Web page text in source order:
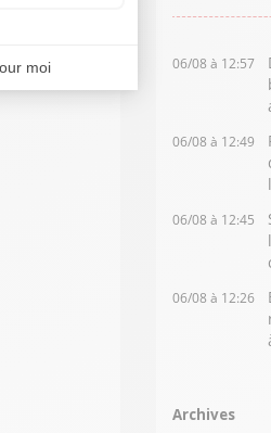
06/08 à 12:57
06/08 à 12:49
06/08 à 12:45
06/08 à 12:26
Archives